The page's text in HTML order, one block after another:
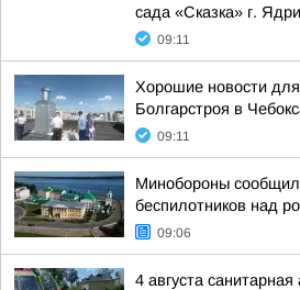
сада «Сказка» г.
09:11
Хорошие новости
Болгарстроя в
09:11
Минобороны
беспилотников над
09:06
4 августа